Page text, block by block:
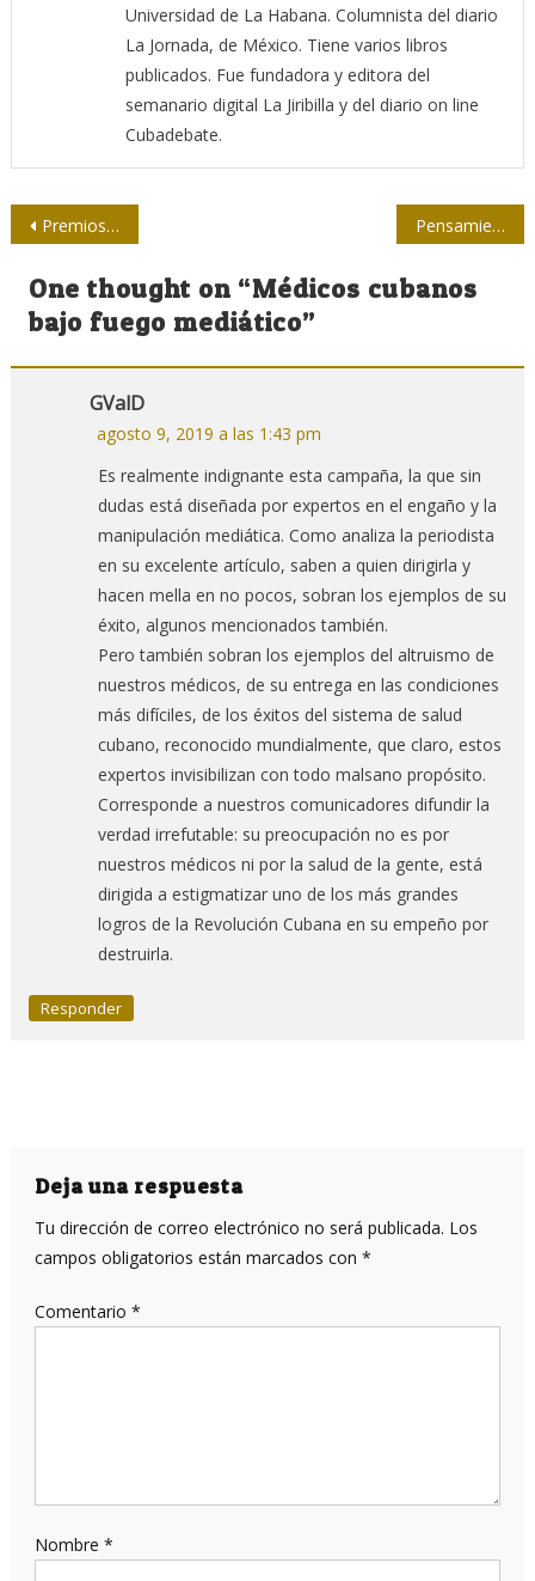
Universidad de La Habana. Columnista del diario
La Jornada, de México. Tiene varios libros
publicados. Fue fundadora y editora del
semanario digital La Jiribilla y del diario on line
Cubadebate.
Navegación
de
entradas
Premios José Martí visitaron la Casa de la Prensa Pensamiento económico de Fidel, el 12 lunes en la Upec
One thought on “Médicos cubanos
bajo fuego mediático”
GValD
agosto 9, 2019 a las 1:43 pm
Es realmente indignante esta campaña, la que sin
dudas está diseñada por expertos en el engaño y la
manipulación mediática. Como analiza la periodista
en su excelente artículo, saben a quien dirigirla y
hacen mella en no pocos, sobran los ejemplos de su
éxito, algunos mencionados también.
Pero también sobran los ejemplos del altruismo de
nuestros médicos, de su entrega en las condiciones
más difíciles, de los éxitos del sistema de salud
cubano, reconocido mundialmente, que claro, estos
expertos invisibilizan con todo malsano propósito.
Corresponde a nuestros comunicadores difundir la
verdad irrefutable: su preocupación no es por
nuestros médicos ni por la salud de la gente, está
dirigida a estigmatizar uno de los más grandes
logros de la Revolución Cubana en su empeño por
destruirla.
Responder
Deja una respuesta
Tu dirección de correo electrónico no será publicada. Los
campos obligatorios están marcados con *
Comentario *
Nombre *